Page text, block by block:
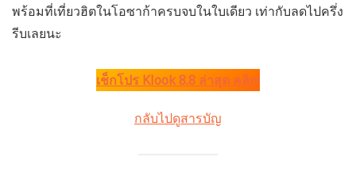
พร้อมที่เที่ยวฮิตในโอซาก้าครบจบในใบเดียว เท่ากับลดไปครึ่ง
รีบเลยนะ
เช็กโปร Klook 8.8 ล่าสุด คลิก!
กลับไปดูสารบัญ